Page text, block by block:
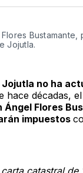
Email
Bustamante,
Jojutla.
Jojutla no ha
hace décadas,
Ángel Flores
impuestos
catastral de